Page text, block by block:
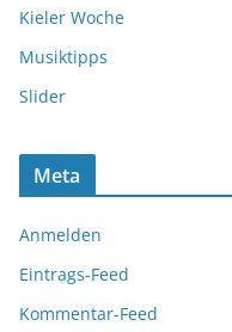
Kieler Woche
Musiktipps
Slider
Meta
Anmelden
Eintrags-Feed
Kommentar-Feed